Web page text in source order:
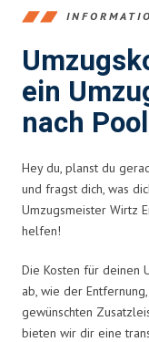
ein
nach
Hey du, planst du
und fragst dich, was
Umzugsmeister Wirtz
helfen!
Die Kosten für deinen
ab, wie der
gewünschten
bieten wir dir eine